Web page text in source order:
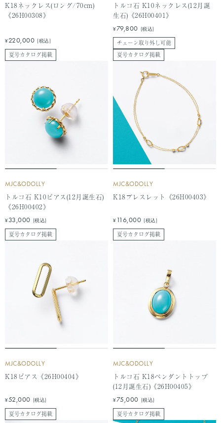
夏号カタログ掲載
K18ネックレス(ロング/70cm)
《26H00308》
セ
ー
ル
¥220,000 (税込)
チェーン取り外し可能
夏号カタログ掲載
トルコ石 K10ネックレス(12月誕
生石)《26H00401》
セ
ー
ル
価
¥79,800 (税込)
夏号カタログ掲載
MJC&ODOLLY
トルコ石 K10ピアス(12月誕生石)
《26H00402》
セ
ー
ル
¥33,000 (税込)
夏号カタログ掲載
MJC&ODOLLY
K18ブレスレット《26H00403》
セ
ー
ル
¥ 116,000 (税込)
夏号カタログ掲載
MJC&ODOLLY
K18ピアス《26H00404》
セ
ー
ル
¥52,000 (税込)
夏号カタログ掲載
MJC&ODOLLY
トルコ石 K18ペンダントトップ
(12月誕生石)《26H00405》
セ
ー
ル
¥75,000 (税込)